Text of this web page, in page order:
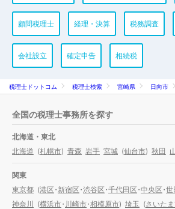
顧問税理士 経理・決算 税務調査
会社設立 確定申告 相続税
税理士ドットコム 税理士検索 宮崎県 日向市
全国の税理士事務所を探す
北海道・東北
北海道 (札幌市) 青森 岩手 宮城 (仙台市) 秋田
関東
東京都 (港区・新宿区・渋谷区・千代田区・中央区・世
神奈川
(横浜市・ 川崎市・相模原市) 埼玉 (さいた